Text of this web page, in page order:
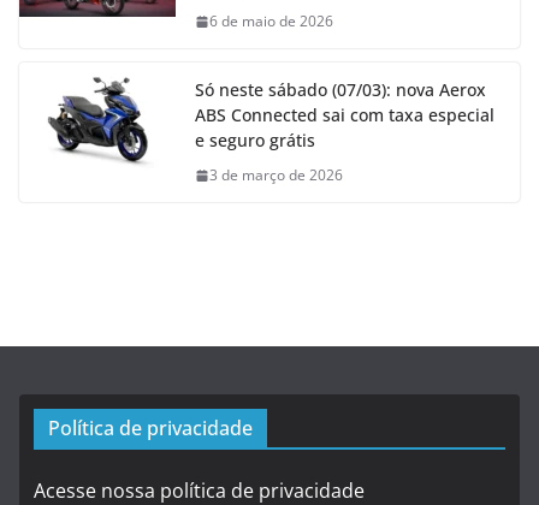
6 de maio de 2026
Só neste sábado (07/03): nova Aerox
ABS Connected sai com taxa especial
e seguro grátis
3 de março de 2026
Política de privacidade
Acesse nossa política de privacidade